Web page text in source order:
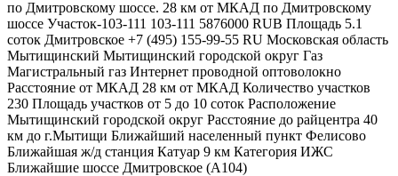
по Дмитровскому шоссе. 28 км от МКАД по Дмитровскому
шоссе Участок-103-111 103-111 5876000 RUB Площадь 5.1
соток Дмитровское +7 (495) 155-99-55 RU Московская область
Мытищинский Мытищинский городской округ Газ
Магистральный газ Интернет проводной оптоволокно
Расстояние от МКАД 28 км от МКАД Количество участков
230 Площадь участков от 5 до 10 соток Расположение
Мытищинский городской округ Расстояние до райцентра 40
км до г.Мытищи Ближайший населенный пункт Фелисово
Ближайшая ж/д станция Катуар 9 км Категория ИЖС
Ближайшие шоссе Дмитровское (А104)